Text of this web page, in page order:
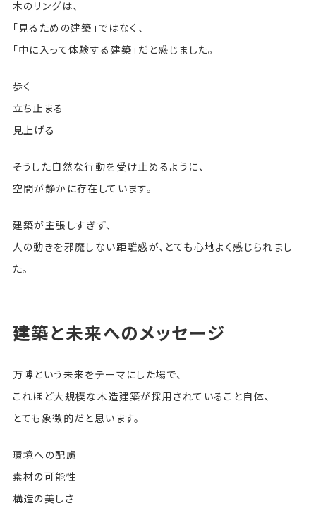
木のリングは、
「見るための建築」ではなく、
「中に入って体験する建築」だと感じました。
歩く
立ち止まる
見上げる
そうした自然な行動を受け止めるように、
空間が静かに存在しています。
建築が主張しすぎず、
人の動きを邪魔しない距離感が、とても心地よく感じられまし
た。
建築と未来へのメッセージ
万博という未来をテーマにした場で、
これほど大規模な木造建築が採用されていること自体、
とても象徴的だと思います。
環境への配慮
素材の可能性
構造の美しさ